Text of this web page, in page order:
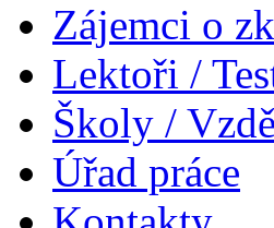
Zájemci o
Lektoři /
Školy /
Úřad práce